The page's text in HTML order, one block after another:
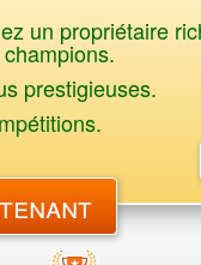
un propriétaire
prestigieuses.